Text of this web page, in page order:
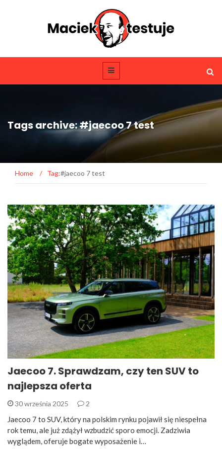
Tags archive: #jaecoo 7 test
Home / Tag:#jaecoo 7 test
Jaecoo 7. Sprawdzam, czy ten SUV to
najlepsza oferta
30 września 2025 2
Jaecoo 7 to SUV, który na polskim rynku pojawił się niespełna
rok temu, ale już zdążył wzbudzić sporo emocji. Zadziwia
wyglądem, oferuje bogate wyposażenie i…